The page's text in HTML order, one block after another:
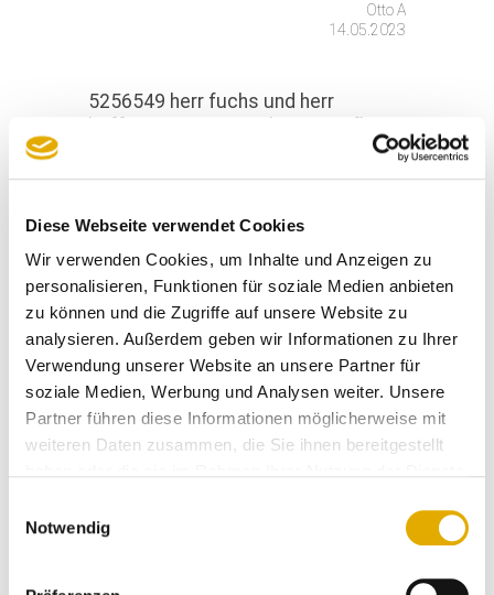
Diese Webseite verwendet Cookies
Wir verwenden Cookies, um Inhalte und Anzeigen zu
personalisieren, Funktionen für soziale Medien anbieten
zu können und die Zugriffe auf unsere Website zu
analysieren. Außerdem geben wir Informationen zu Ihrer
Verwendung unserer Website an unsere Partner für
soziale Medien, Werbung und Analysen weiter. Unsere
Partner führen diese Informationen möglicherweise mit
weiteren Daten zusammen, die Sie ihnen bereitgestellt
Notwendig
Otto A
14.05.2023
5256549 herr fuchs und herr
atmosphäre im haus und
freundlichkeit des personals
Anonymer Kunde
12.05.2023
kompetenten berater und das